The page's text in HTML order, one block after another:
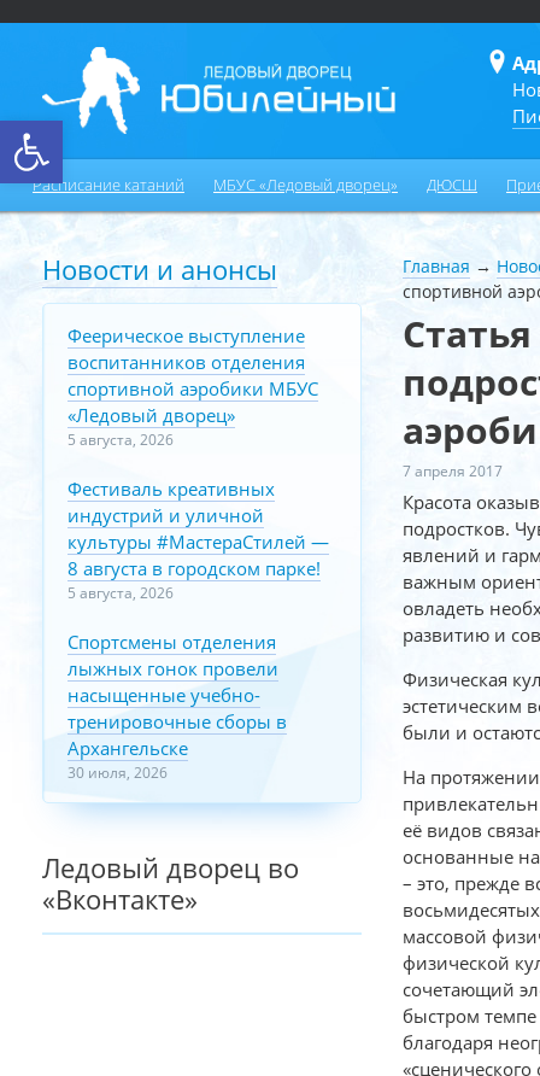
Открыть панель инструментов
Расписание катаний МБУС «Ледовый дворец» ДЮСШ
Главная →
спортивной
7 апреля 2017
Красота
подростков.
явлений и
важным
овладеть
развитию и
Физическая
эстетическим
были и
На
её видов
основанные
– это, прежде
массовой
физической
сочетающий
быстром
благодаря
Новости и анонсы
Феерическое выступление
воспитанников отделения
спортивной аэробики МБУС
«Ледовый дворец»
5 августа, 2026
Фестиваль креативных
индустрий и уличной
культуры #МастераСтилей —
8 августа в городском парке!
5 августа, 2026
Спортсмены отделения
лыжных гонок провели
насыщенные учебно-
тренировочные сборы в
Архангельске
30 июля, 2026
Ледовый дворец во
«Вконтакте»